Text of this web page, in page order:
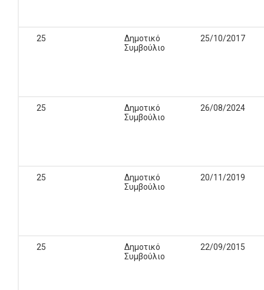
25
Δημοτικό
Συμβούλιο
25/10/2017
25
Δημοτικό
Συμβούλιο
26/08/2024
25
Δημοτικό
Συμβούλιο
20/11/2019
25
Δημοτικό
Συμβούλιο
22/09/2015